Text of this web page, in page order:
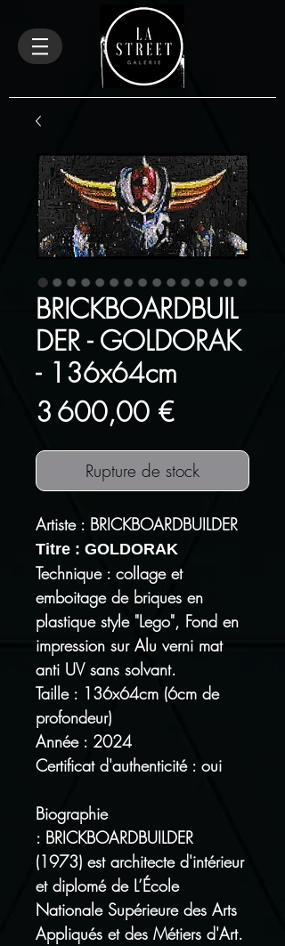
BRICKBOARDBUIL
DER - GOLDORAK
- 136x64cm
3 600,00 €Prix
Rupture de stock
Artiste : BRICKBOARDBUILDER
Titre : GOLDORAK
Technique : collage et
emboitage de briques en
plastique style "Lego", Fond en
impression sur Alu verni mat
anti UV sans solvant.
Taille : 136x64cm (6cm de
profondeur)
Année : 2024
Certificat d'authenticité : oui
Biographie
: BRICKBOARDBUILDER
(1973) est architecte d'intérieur
et diplomé de L’École
Nationale Supérieure des Arts
Appliqués et des Métiers d'Art.